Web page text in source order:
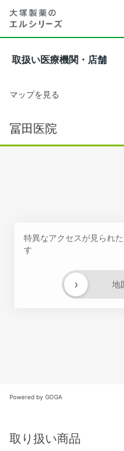
取扱い医療機関・店舗
マップを見る
冨田医院
特異なアクセスが見られ
す
地
›
Powered by GOGA
取り扱い商品